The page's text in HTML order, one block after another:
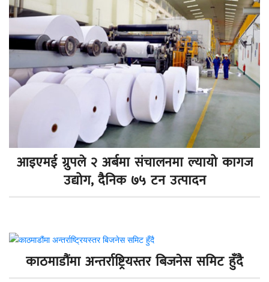
आइएमई ग्रुपले २ अर्बमा संचालनमा ल्यायो कागज
उद्योग, दैनिक ७५ टन उत्पादन
काठमाडौंमा अन्तर्राष्ट्रियस्तर बिजनेस समिट हुँदै